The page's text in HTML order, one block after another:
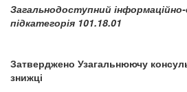
Загальнодоступний
підкатегорія 101.18.01
Затверджено Узагальнюючу
знижці